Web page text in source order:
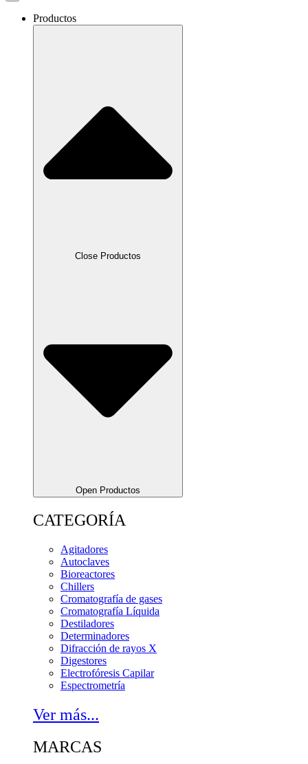
Productos
Close Productos
Open Productos
CATEGORÍA
Agitadores
Autoclaves
Bioreactores
Chillers
Cromatografía de gases
Cromatografía Líquida
Destiladores
Determinadores
Difracción de rayos X
Digestores
Electrofóresis Capilar
Espectrometría
Ver más...
MARCAS